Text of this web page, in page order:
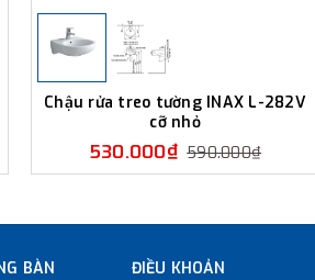
Chậu rửa treo tường INAX L-282V
cỡ nhỏ
530.000₫ 590.000₫
BÀN
ĐIỀU KHOẢN